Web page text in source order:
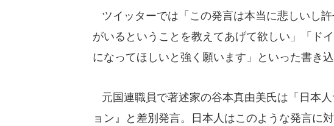
ツイッターでは「この発言は本当に悲しいし
がいるということを教えてあげて欲しい」「ド
になってほしいと強く願います」といった書き
元国連職員で著述家の谷本真由美氏は「日本
ョン』と差別発言。日本人はこのような発言に